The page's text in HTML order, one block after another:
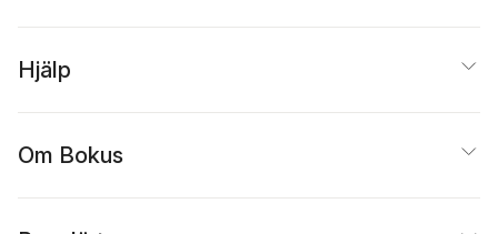
Hjälp
Om Bokus